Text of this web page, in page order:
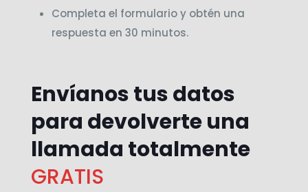
Completa el formulario y obtén una
respuesta en 30 minutos.
Envíanos tus datos
para devolverte una
llamada totalmente
GRATIS